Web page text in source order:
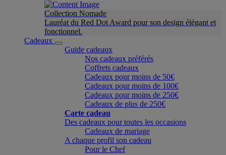
Collection Nomade
Lauréat du Red Dot Award pour son design élégant et
fonctionnel.
Cadeaux
Guide cadeaux
Nos cadeaux préférés
Coffrets cadeaux
Cadeaux pour moins de 50€
Cadeaux pour moins de 100€
Cadeaux pour moins de 250€
Cadeaux de plus de 250€
Carte cadeau
Des cadeaux pour toutes les occasions
Cadeaux de mariage
A chaque profil son cadeau
Pour le Chef